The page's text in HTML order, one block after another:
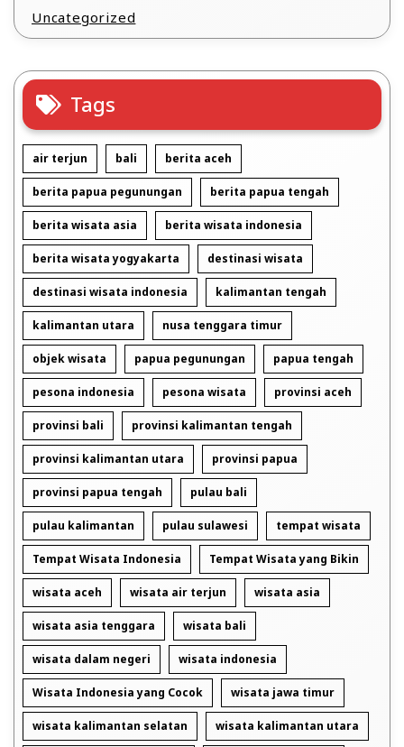
Uncategorized
Tags
air terjun bali berita aceh
berita papua pegunungan berita papua tengah
berita wisata asia berita wisata indonesia
berita wisata yogyakarta destinasi wisata
destinasi wisata indonesia kalimantan tengah
kalimantan utara nusa tenggara timur
objek wisata papua pegunungan papua tengah
pesona indonesia pesona wisata provinsi aceh
provinsi bali provinsi kalimantan tengah
provinsi kalimantan utara provinsi papua
provinsi papua tengah pulau bali
pulau kalimantan pulau sulawesi tempat wisata
Tempat Wisata Indonesia Tempat Wisata yang Bikin
wisata aceh wisata air terjun wisata asia
wisata asia tenggara wisata bali
wisata dalam negeri wisata indonesia
Wisata Indonesia yang Cocok wisata jawa timur
wisata kalimantan selatan wisata kalimantan utara